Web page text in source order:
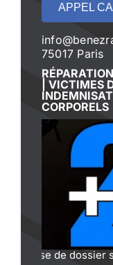
APPEL
75017 Paris
| VICTIMES
CORPORELS
de dossier